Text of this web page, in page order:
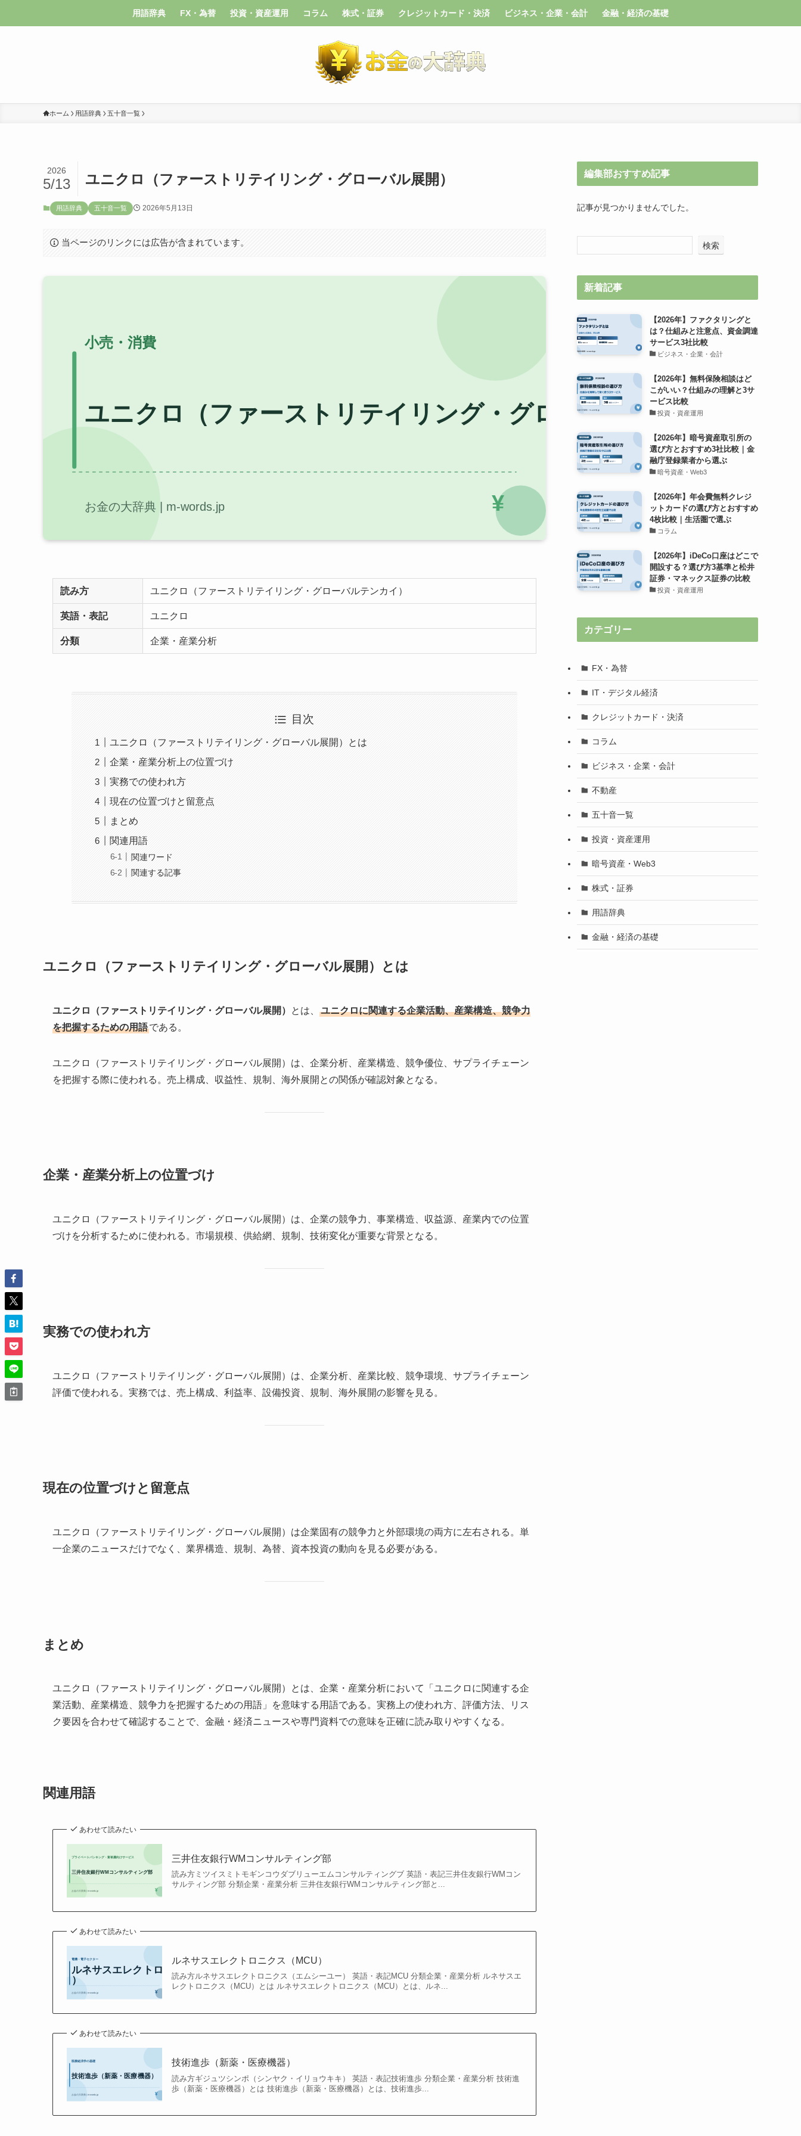
用語辞典 FX・為替 投資・資産運用 コラム 株式・証券 クレジットカード・決済 ビジネス・企業・会計 金融・経済の基礎
ホーム 用語辞典 五十音一覧
ユニクロ（ファーストリテイリング・グローバル展開）
2026
5/13
用語辞典 五十音一覧 2026年5月13日
当ページのリンクには広告が含まれています。
読み方 ユニクロ（ファーストリテイリング・グローバルテンカイ）
英語・表記 ユニクロ
分類 企業・産業分析
目次
ユニクロ（ファーストリテイリング・グローバル展開）とは
企業・産業分析上の位置づけ
実務での使われ方
現在の位置づけと留意点
まとめ
関連用語
関連ワード
関連する記事
ユニクロ（ファーストリテイリング・グローバル展開）とは
ユニクロ（ファーストリテイリング・グローバル展開） とは、
ユニクロに関連する企業活動、産業構造、競争力
を把握するための用語である。
ユニクロ（ファーストリテイリング・グローバル展開）は、企業分析、産業構造、競争優位、サプライチェーン
を把握する際に使われる。売上構成、収益性、規制、海外展開との関係が確認対象となる。
企業・産業分析上の位置づけ
ユニクロ（ファーストリテイリング・グローバル展開）は、企業の競争力、事業構造、収益源、産業内での位置
づけを分析するために使われる。市場規模、供給網、規制、技術変化が重要な背景となる。
実務での使われ方
ユニクロ（ファーストリテイリング・グローバル展開）は、企業分析、産業比較、競争環境、サプライチェーン
評価で使われる。実務では、売上構成、利益率、設備投資、規制、海外展開の影響を見る。
現在の位置づけと留意点
ユニクロ（ファーストリテイリング・グローバル展開）は企業固有の競争力と外部環境の両方に左右される。単
一企業のニュースだけでなく、業界構造、規制、為替、資本投資の動向を見る必要がある。
まとめ
ユニクロ（ファーストリテイリング・グローバル展開）とは、企業・産業分析において「ユニクロに関連する企
業活動、産業構造、競争力を把握するための用語」を意味する用語である。実務上の使われ方、評価方法、リス
ク要因を合わせて確認することで、金融・経済ニュースや専門資料での意味を正確に読み取りやすくなる。
関連用語
あわせて読みたい
三井住友銀行WMコンサルティング部
読み方ミツイスミトモギンコウダブリューエムコンサルティングブ 英語・表記三井住友銀行WMコン
サルティング部 分類企業・産業分析 三井住友銀行WMコンサルティング部と...
あわせて読みたい
ルネサスエレクトロニクス（MCU）
読み方ルネサスエレクトロニクス（エムシーユー） 英語・表記MCU 分類企業・産業分析 ルネサスエ
レクトロニクス（MCU）とは ルネサスエレクトロニクス（MCU）とは、ルネ...
あわせて読みたい
技術進歩（新薬・医療機器）
読み方ギジュツシンポ（シンヤク・イリョウキキ） 英語・表記技術進歩 分類企業・産業分析 技術進
歩（新薬・医療機器）とは 技術進歩（新薬・医療機器）とは、技術進歩...
編集部おすすめ記事
記事が見つかりませんでした。
検索
新着記事
【2026年】ファクタリングと
は？仕組みと注意点、資金調達
サービス3社比較
ビジネス・企業・会計
【2026年】無料保険相談はど
こがいい？仕組みの理解と3サ
ービス比較
投資・資産運用
【2026年】暗号資産取引所の
選び方とおすすめ3社比較｜金
融庁登録業者から選ぶ
暗号資産・Web3
【2026年】年会費無料クレジ
ットカードの選び方とおすすめ
4枚比較｜生活圏で選ぶ
コラム
【2026年】iDeCo口座はどこで
開設する？選び方3基準と松井
証券・マネックス証券の比較
投資・資産運用
カテゴリー
FX・為替
IT・デジタル経済
クレジットカード・決済
コラム
ビジネス・企業・会計
不動産
五十音一覧
投資・資産運用
暗号資産・Web3
株式・証券
用語辞典
金融・経済の基礎